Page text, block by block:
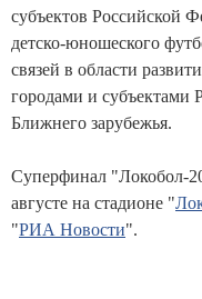
субъектов Российской
детско-юношеского
связей в области
городами и субъектами
Ближнего зарубежья.
Суперфинал "Локобол-
августе на стадионе "
"РИА Новости".